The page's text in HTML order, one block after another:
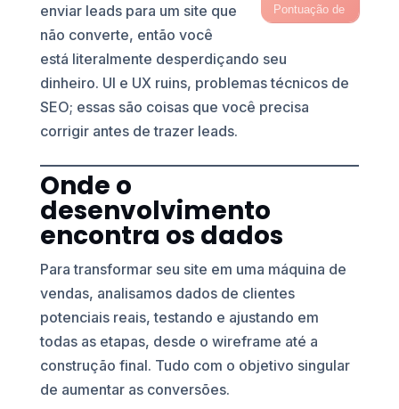
Pontuação de
enviar leads para um site que
não converte, então você
está literalmente desperdiçando seu
dinheiro. UI e UX ruins, problemas técnicos de
SEO; essas são coisas que você precisa
corrigir antes de trazer leads.
Onde o
desenvolvimento
encontra os dados
Para transformar seu site em uma máquina de
vendas, analisamos dados de clientes
potenciais reais, testando e ajustando em
todas as etapas, desde o wireframe até a
construção final. Tudo com o objetivo singular
de aumentar as conversões.